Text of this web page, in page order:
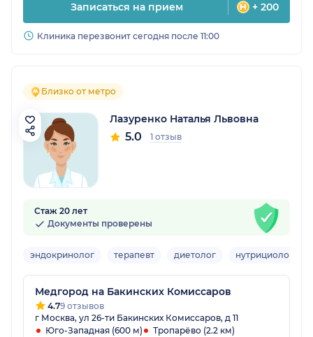
Записаться на прием + 200
Клиника перезвонит сегодня после 11:00
Близко от метро
Лазуренко Наталья Львовна
5.0 1 отзыв
Стаж 20 лет
Документы проверены
эндокринолог терапевт диетолог нутрициолог
Медгород на Бакинских Комиссаров
4.79 отзывов
г Москва, ул 26-ти Бакинских Комиссаров, д 11
Юго-Западная (600 м)
Тропарёво (2.2 км)